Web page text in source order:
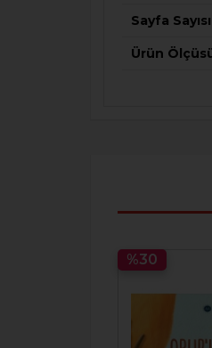
Sayfa Sayısı
Ürün
%30